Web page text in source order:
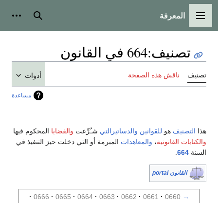
القائمة الرئيسية
المعرفة بحث
تصنيف:664 في القانون
تصنيف ناقش هذه الصفحة أدوات
مساعدة
هذا التصنيف هو للقوانين والدساتيرالتي شـُرِّعت والقضايا المحكوم فيها
والكتابات القانونية، والمعاهدات المبرمة أو التي دخلت حيز التنفيذ في
السنة 664
القانون portal
→
0660
0661
0662
0663
0664
0665
0666